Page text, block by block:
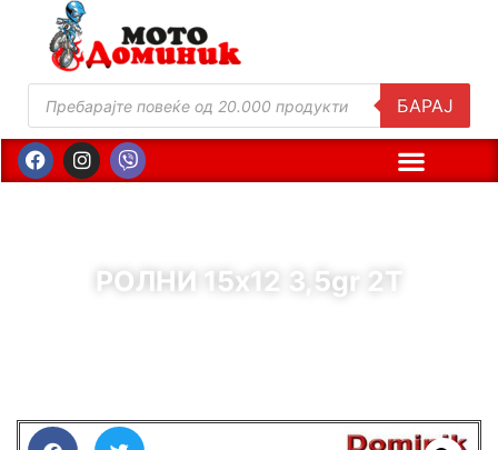
БАРАЈ
РОЛНИ 15х12 3,5gr 2T